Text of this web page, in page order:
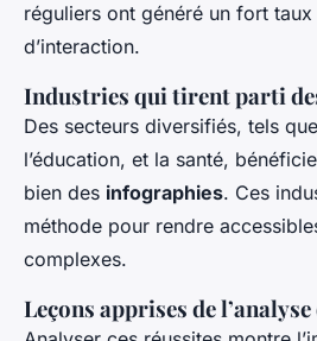
réguliers ont généré un fort
d’interaction.
Industries qui tirent parti
Des secteurs diversifiés, tels
l’éducation, et la santé,
bien des infographies. Ces
méthode pour rendre
complexes.
Leçons apprises de l’analyse